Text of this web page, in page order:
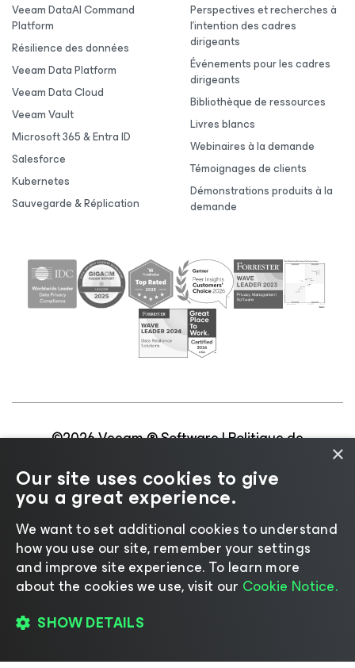
Veeam DataAI Command
Platform
Résilience des données
Veeam Data Platform
Veeam Data Cloud
Veeam Vault
Microsoft 365 & Entra ID
Salesforce
Kubernetes
Sauvegarde & Réplication
Perspectives et recherches à
l’intention des cadres
dirigeants
Événements pour les cadres
dirigeants
Bibliothèque de ressources
Livres blancs
Webinaires à la demande
Témoignages de clients
Démonstrations produits à la
demande
©2026 Veeam ® Software |Politique de
|
Secteur juridique|Politique de licences
Ressources pour les fournisseurs
Changer de langue
×
Our site uses cookies to give
you a great experience.
We want to set additional cookies to understand
how you use our site, remember your settings
and improve site experience. ​To learn more
about the cookies we use, visit our Cookie Notice.
SHOW DETAILS